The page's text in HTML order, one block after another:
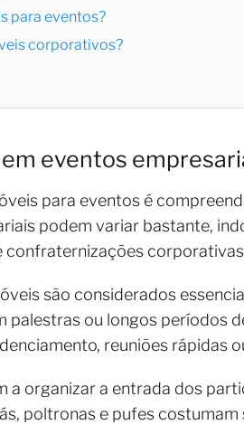
para eventos?
corporativos?
eventos
para eventos é
podem variar bastante,
confraternizações
são considerados
palestras ou longos períodos
reuniões rápidas
a organizar a entrada dos
poltronas e pufes costumam